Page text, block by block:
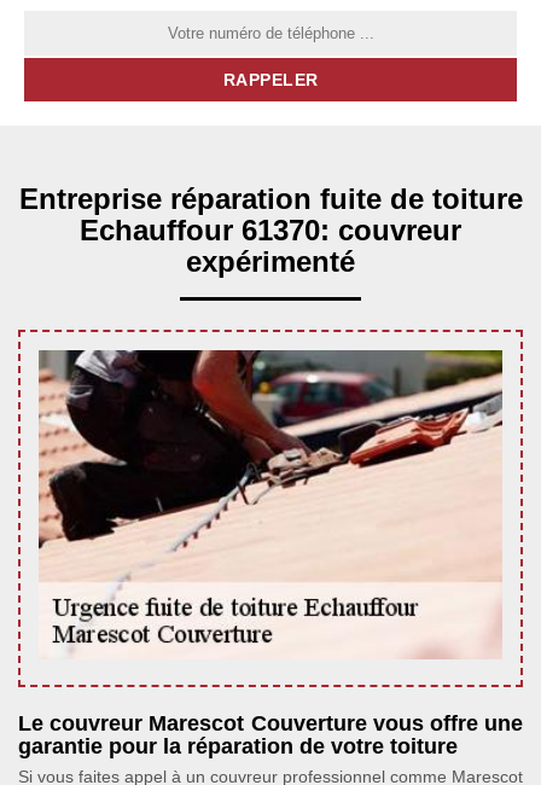
Entreprise réparation fuite de toiture
Echauffour 61370: couvreur
expérimenté
Le couvreur Marescot Couverture vous offre une
garantie pour la réparation de votre toiture
Si vous faites appel à un couvreur professionnel comme Marescot